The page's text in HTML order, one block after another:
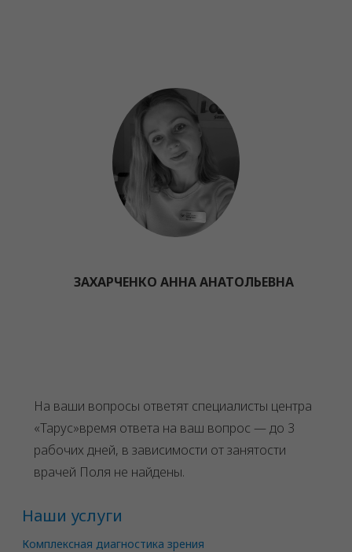
ЗАХАРЧЕНКО АННА АНАТОЛЬЕВНА
На ваши вопросы ответят специалисты центра
«Тарус»время ответа на ваш вопрос — до 3
рабочих дней, в зависимости от занятости
врачей Поля не найдены.
Наши услуги
Комплексная диагностика зрения